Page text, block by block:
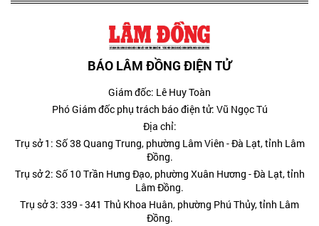
BÁO LÂM ĐỒNG ĐIỆN TỬ
Giám đốc: Lê Huy Toàn
Phó Giám đốc phụ trách báo điện tử: Vũ Ngọc Tú
Địa chỉ:
Trụ sở 1: Số 38 Quang Trung, phường Lâm Viên - Đà Lạt, tỉnh Lâm
Đồng.
Trụ sở 2: Số 10 Trần Hưng Đạo, phường Xuân Hương - Đà Lạt, tỉnh
Lâm Đồng.
Trụ sở 3: 339 - 341 Thủ Khoa Huân, phường Phú Thủy, tỉnh Lâm
Đồng.